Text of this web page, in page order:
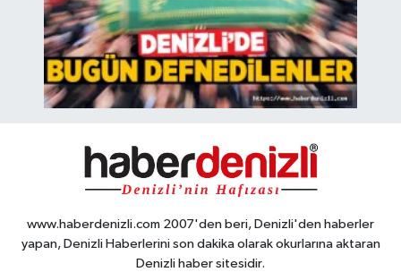
www.haberdenizli.com 2007'den beri, Denizli'den haberler
yapan, Denizli Haberlerini son dakika olarak okurlarına aktaran
Denizli haber sitesidir.